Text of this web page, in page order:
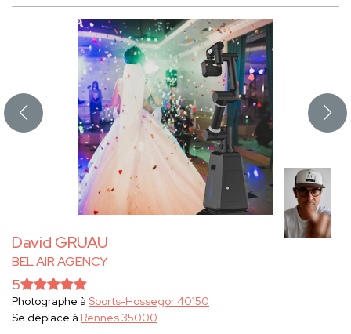
David GRUAU
BEL AIR AGENCY
5
Photographe à Soorts-Hossegor 40150
Se déplace à Rennes 35000